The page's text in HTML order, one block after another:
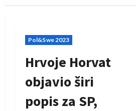
Pol&Swe 2023
Hrvoje Horvat
objavio širi
popis za SP,